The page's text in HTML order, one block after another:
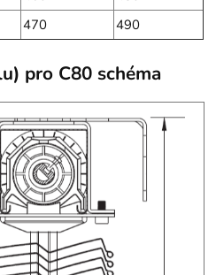
470 490
pro C80 schéma